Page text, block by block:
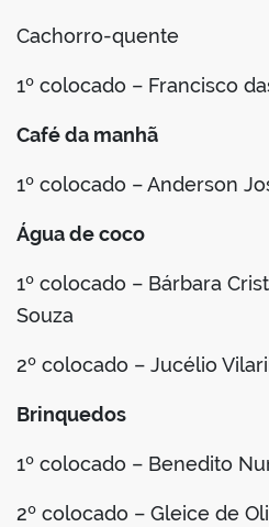
Cachorro-quente
1º colocado – Francisco
Café da manhã
1º colocado – Anderson
Água de coco
1º colocado – Bárbara
Souza
2º colocado – Jucélio
Brinquedos
1º colocado – Benedito
2º colocado – Gleice de